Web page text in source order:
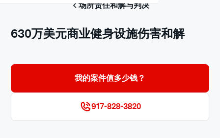
场所责任和解与判决
630万美元商业健身设施伤害和解
我的案件值多少钱？
917-828-3820